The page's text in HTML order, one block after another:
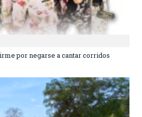
por negarse a cantar corridos